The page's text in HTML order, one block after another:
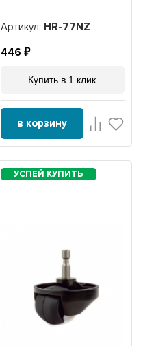
Артикул: HR-77NZ
446
Купить в 1 клик
в корзину